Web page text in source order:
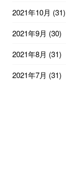
2021年10月 (31)
2021年9月 (30)
2021年8月 (31)
2021年7月 (31)